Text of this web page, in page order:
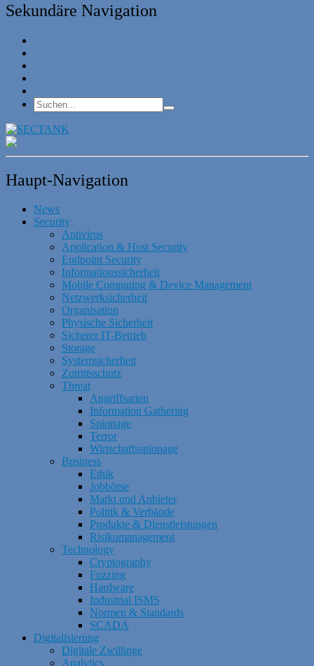
Sekundäre Navigation
Haupt-Navigation
News
Security
Antivirus
Application & Host Security
Endpoint Security
Informationssicherheit
Mobile Computing & Device Management
Netzwerksicherheit
Organisation
Physische Sicherheit
Sicherer IT-Betrieb
Storage
Systemsicherheit
Zutrittsschutz
Threat
Angriffsarten
Information Gathering
Spionage
Terror
Wirtschaftsspionage
Business
Ethik
Jobbörse
Markt und Anbieter
Politik & Verbände
Produkte & Dienstleistungen
Risikomanagement
Technology
Cryptography
Fuzzing
Hardware
Industrial ISMS
Normen & Standards
SCADA
Digitalisierung
Digitale Zwillinge
Analytics